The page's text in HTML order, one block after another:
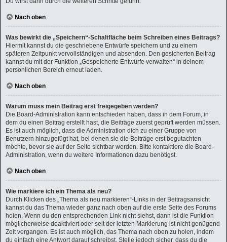
Nach oben
Was bewirkt die „Speichern“-Schaltfläche beim Schreiben eines Beitrags?
Hiermit kannst du die geschriebene Entwürfe speichern und zu einem
späteren Zeitpunkt vervollständigen und absenden. Den gesicherten Beitrag
kannst du mit der Funktion „Gespeicherte Entwürfe verwalten“ in deinem
persönlichen Bereich erneut laden.
Nach oben
Warum muss mein Beitrag erst freigegeben werden?
Die Board-Administration kann entschieden haben, dass in dem Forum, in
dem du einen Beitrag erstellt hast, die Beiträge zuerst geprüft werden müssen.
Es ist auch möglich, dass die Administration dich zu einer Gruppe von
Benutzern hinzugefügt hat, bei denen sie die Beiträge erst begutachten
möchte, bevor sie auf der Seite sichtbar werden. Bitte kontaktiere die Board-
Administration, wenn du weitere Informationen dazu benötigst.
Nach oben
Wie markiere ich ein Thema als neu?
Durch Klicken des „Thema als neu markieren“-Links in der Beitragsansicht
kannst du das Thema wieder ganz nach oben auf die erste Seite des Forums
holen. Wenn du den entsprechenden Link nicht siehst, dann ist die Funktion
möglicherweise deaktiviert oder seit der letzten Markierung ist nicht genügend
Zeit vergangen. Es ist auch möglich, das Thema nach oben zu holen, indem
du einfach eine Antwort darauf schreibst. Stelle jedoch sicher, dass du die